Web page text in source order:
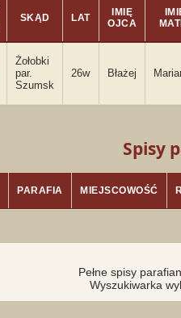
SKĄD LAT
IMIĘ
OJCA
Żołobki
par.
Szumsk
26w Błażej
Spisy
PARAFIA MIEJSCOWOŚĆ
Pełne spisy
Wyszukiwarka